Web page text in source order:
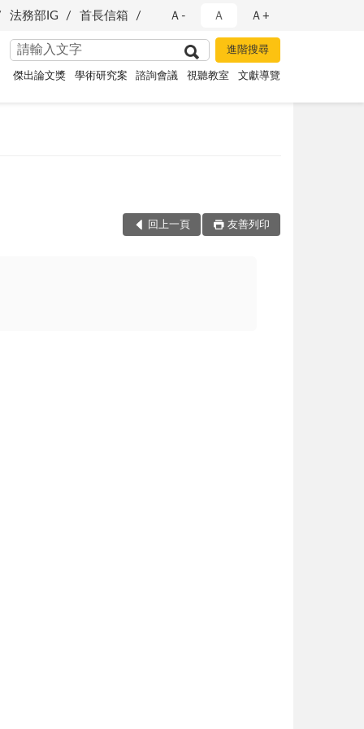
法務部IG 首長信箱 Ａ- Ａ Ａ+
傑出論文獎 學術研究案 諮詢會議 視聽教室 文獻導覽
回上一頁 友善列印